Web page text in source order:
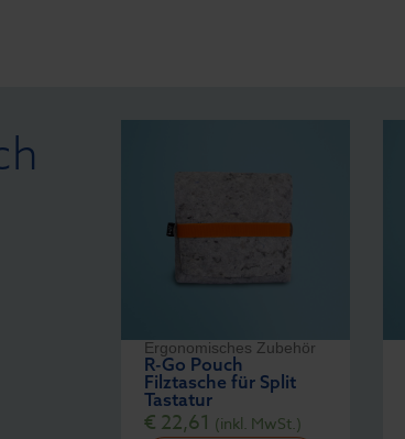
Ergonomisches Zubehör
R-Go Pouch
Filztasche für Split
Tastatur
€ 22,61 (inkl. MwSt.)